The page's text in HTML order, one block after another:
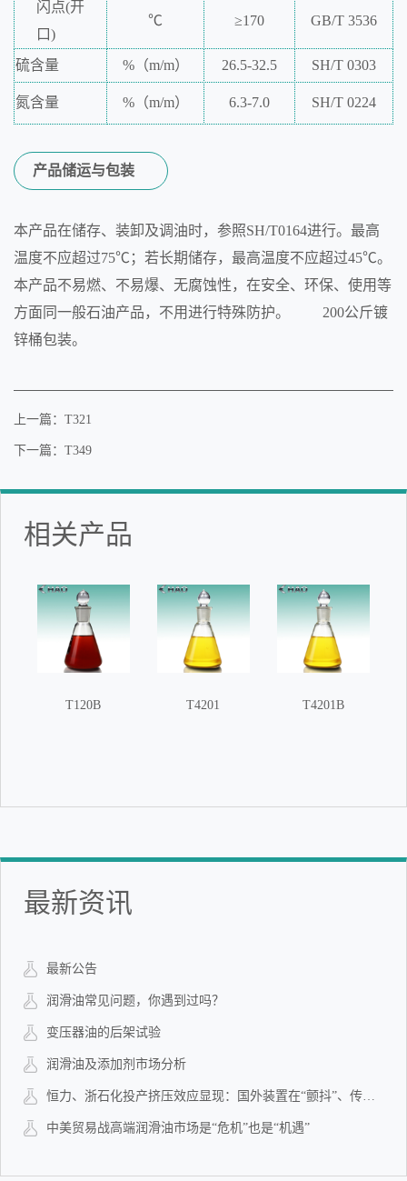
闪点(开
口)
℃ ≥170 GB/T 3536
硫含量 %（m/m） 26.5-32.5 SH/T 0303
氮含量 %（m/m） 6.3-7.0 SH/T 0224
产品储运与包装
本产品在储存、装卸及调油时，参照SH/T0164进行。最高
温度不应超过75℃；若长期储存，最高温度不应超过45℃。
本产品不易燃、不易爆、无腐蚀性，在安全、环保、使用等
方面同一般石油产品，不用进行特殊防护。 200公斤镀
锌桶包装。
上一篇：T321
下一篇：T349
相关产品
T120B T4201 T4201B
最新资讯
最新公告
润滑油常见问题，你遇到过吗？
变压器油的后架试验
润滑油及添加剂市场分析
恒力、浙石化投产挤压效应显现：国外装置在“颤抖”、传统炼厂遭受淘汰性冲击、石化产品竞争白热化！
中美贸易战高端润滑油市场是“危机”也是“机遇”